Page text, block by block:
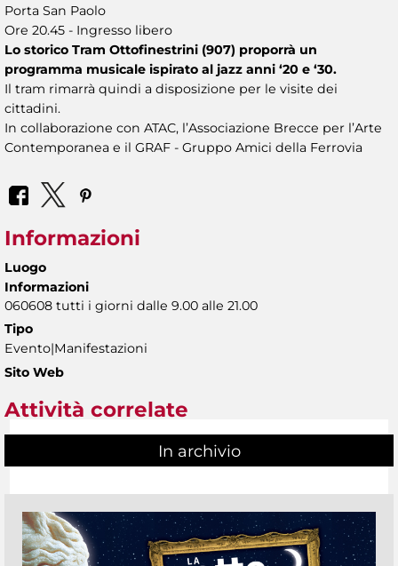
Porta San Paolo
Ore 20.45 - Ingresso libero
Lo storico Tram Ottofinestrini (907) proporrà un
programma musicale ispirato al jazz anni ‘20 e ‘30.
Il tram rimarrà quindi a disposizione per le visite dei
cittadini.
In collaborazione con ATAC, l’Associazione Brecce per l’Arte
Contemporanea e il GRAF - Gruppo Amici della Ferrovia
Informazioni
Luogo
Informazioni
060608 tutti i giorni dalle 9.00 alle 21.00
Tipo
Evento|Manifestazioni
Sito Web
Attività correlate
In archivio